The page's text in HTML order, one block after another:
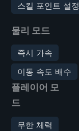
스킬 포인트 설정
물리 모드
즉시 가속
이동 속도 배수
플레이어 모
드
무한 체력